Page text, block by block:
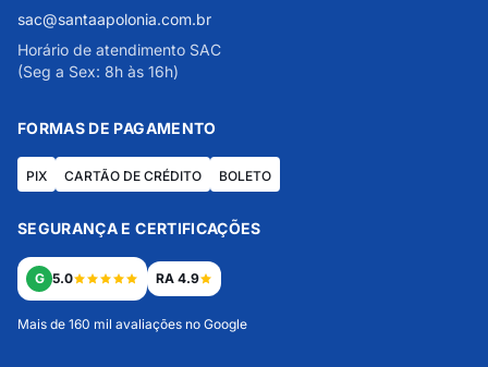
sac@santaapolonia.com.br
Horário de atendimento SAC
(Seg a Sex: 8h às 16h)
FORMAS DE PAGAMENTO
PIX CARTÃO DE CRÉDITO BOLETO
SEGURANÇA E CERTIFICAÇÕES
G 5.0 RA 4.9
Mais de 160 mil avaliações no Google